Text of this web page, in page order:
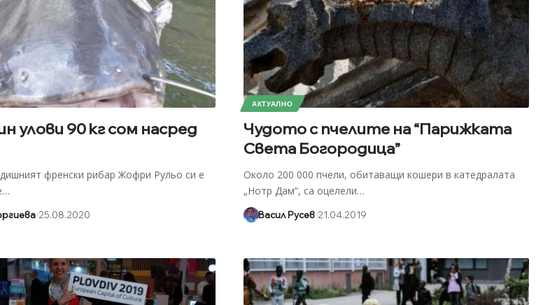
улови 90 кг сом насред
френски рибар Жофри Рульо си е
…
25.08.2020
АКТУАЛНО
Чудото с пчелите на “Парижката
Света Богородица”
Около 200 000 пчели, обитаващи кошери в катедралата
„Нотр Дам”, са оцелели…
Васил Русев 21.04.2019